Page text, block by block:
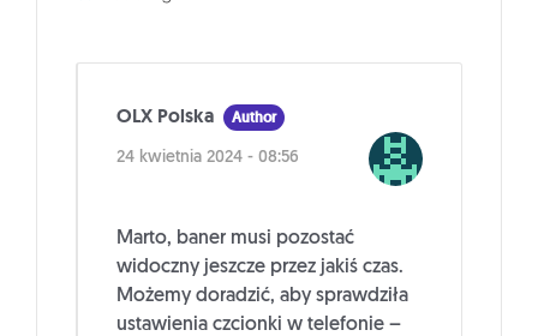
OLX Polska Author
24 kwietnia 2024 - 08:56
Marto, baner musi pozostać
widoczny jeszcze przez jakiś czas.
Możemy doradzić, aby sprawdziła
ustawienia czcionki w telefonie –